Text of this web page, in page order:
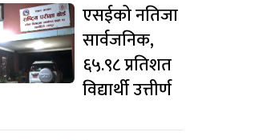
एसईको नतिजा
सार्वजनिक,
६५.९८ प्रतिशत
विद्यार्थी उत्तीर्ण